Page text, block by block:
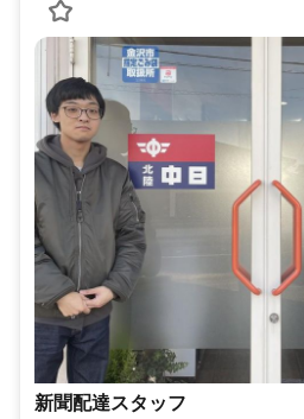
新聞配達スタッフ